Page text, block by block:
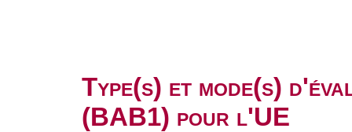
Type(s) et mode(s)
(BAB1) pour l'UE